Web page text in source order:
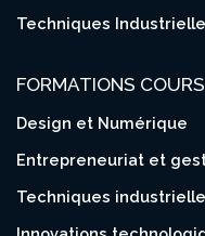
Techniques
FORMATIONS
Design et Numérique
Entrepreneuriat et
Techniques